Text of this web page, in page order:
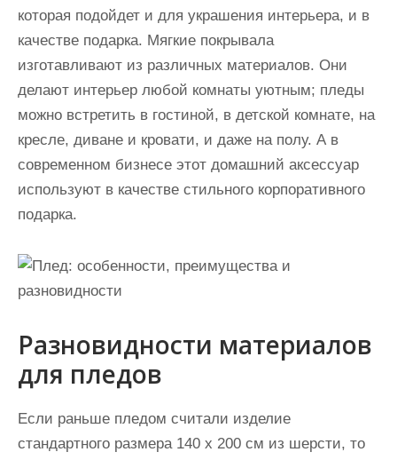
которая подойдет и для украшения интерьера, и в
качестве подарка. Мягкие покрывала
изготавливают из различных материалов. Они
делают интерьер любой комнаты уютным; пледы
можно встретить в гостиной, в детской комнате, на
кресле, диване и кровати, и даже на полу. А в
современном бизнесе этот домашний аксессуар
используют в качестве стильного корпоративного
подарка.
Разновидности материалов
для пледов
Если раньше пледом считали изделие
стандартного размера 140 х 200 см из шерсти, то